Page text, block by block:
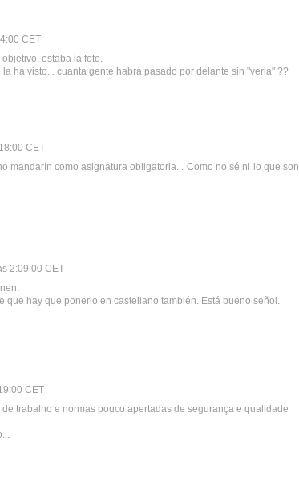
CET
estaba la foto.
ha visto... cuanta gente habrá pasado por delante sin "verla" ??
CET
mandarín como asignatura obligatoria... Como no sé ni lo que son
2:09:00 CET
que hay que ponerlo en castellano también. Está bueno señol.
CET
trabalho e normas pouco apertadas de segurança e qualidade